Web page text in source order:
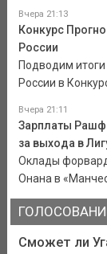
Вчера 21:13
Конкурс
России
Подводим итоги
России в
Вчера 21:11
Зарплаты
за выхода в
Оклады
Онана в
Сможет ли